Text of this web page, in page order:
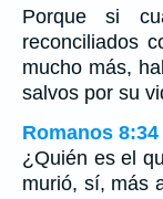
Porque si
reconciliados
mucho más,
salvos por su
Romanos 8:34
¿Quién es el
murió, sí, más